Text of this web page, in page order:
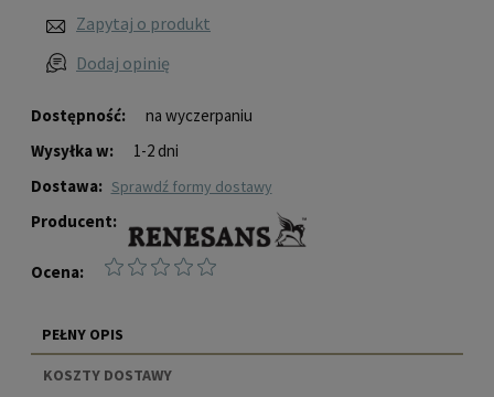
Dostępność:
na wyczerpaniu
Wysyłka w:
1-2 dni
Dostawa:
sprawdź formy dostawy
Producent:
Ocena:
Zapytaj o produkt
Dodaj opinię
PEŁNY OPIS
KOSZTY DOSTAWY